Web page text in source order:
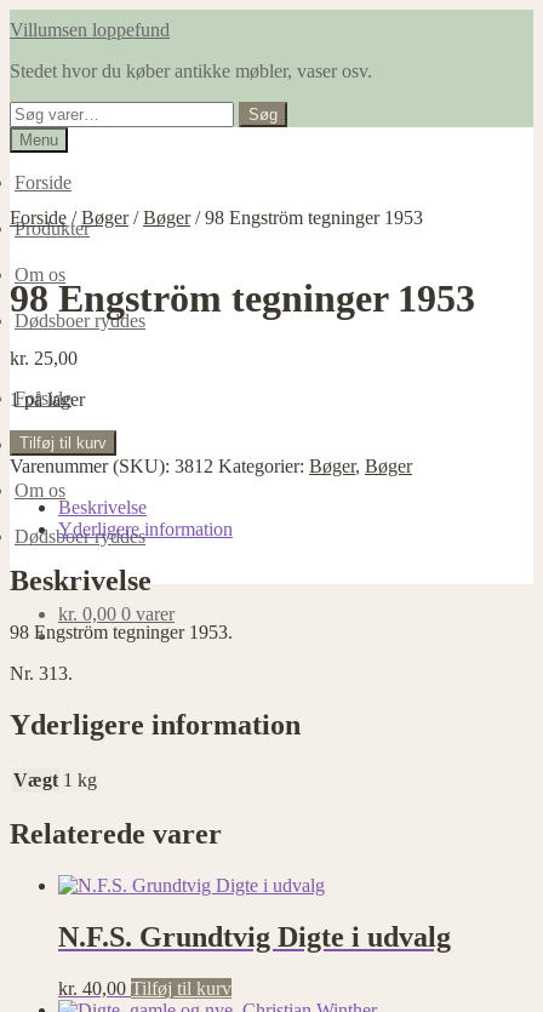
Spring
navigation
Spring
indhold
Villumsen loppefund
Stedet hvor du køber antikke møbler, vaser osv.
Søg
efter:
Søg
Menu
Forside
Produkter
Om os
Dødsboer ryddes
Forside
Produkter
Om os
Dødsboer ryddes
kr. 0,00 0 varer
Forside /Bøger/Bøger/98 Engström tegninger 1953
98 Engström tegninger 1953
kr. 25,00
1 på lager
98
Engström
tegninger
1953
antal
Tilføj til kurv
Varenummer (SKU): 3812 Kategorier: Bøger, Bøger
Beskrivelse
Yderligere information
Beskrivelse
98 Engström tegninger 1953.
Nr. 313.
Yderligere information
Vægt 1 kg
Relaterede varer
N.F.S. Grundtvig Digte i udvalg
kr. 40,00 Tilføj til kurv